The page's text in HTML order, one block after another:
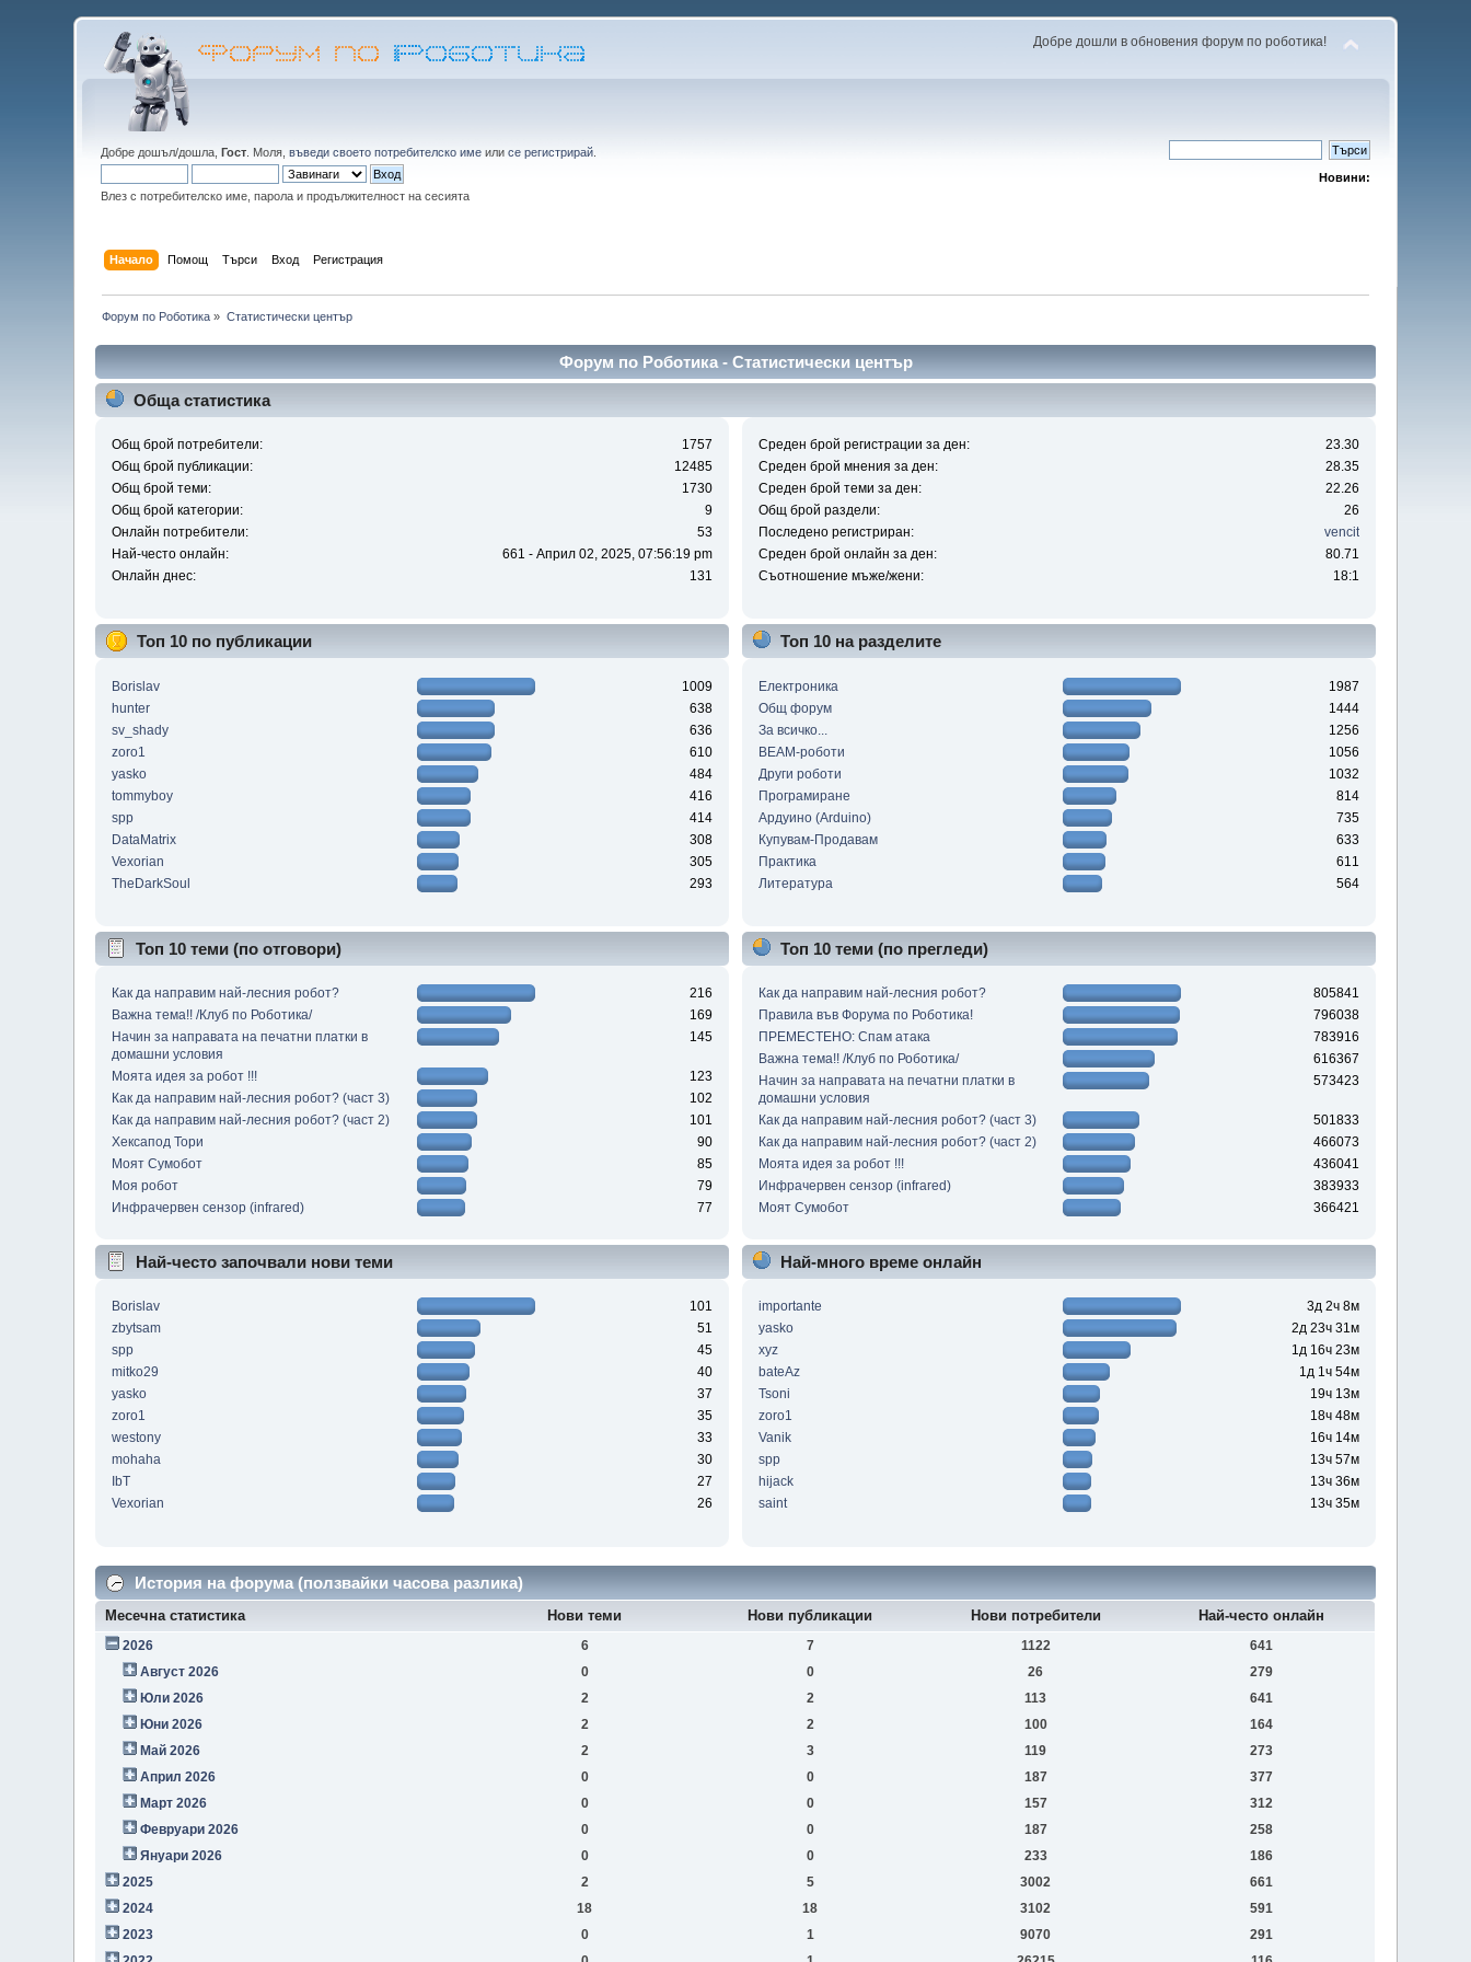
Добре дошли в обновения форум по роботика!
Добре дошъл/дошла,Гост . Моля,въведи своето потребителско име илисе регистрирай
Влез с потребителско име, парола и продължителност на сесията
Новини:
Начало Помощ Търси Вход Регистрация
Форум по Роботика » Статистически център
Форум по Роботика - Статистически център
Обща статистика
Общ брой потребители:
1757
Общ брой публикации:
12485
Общ брой теми:
1730
Общ брой категории:
9
Онлайн потребители:
53
Най-често онлайн:
661 - Април 02, 2025, 07:56:19 pm
Онлайн днес:
131
Среден брой регистрации за ден:
23.30
Среден брой мнения за ден:
28.35
Среден брой теми за ден:
22.26
Общ брой раздели:
26
Последено регистриран:
vencit
Среден брой онлайн за ден:
80.71
Съотношение мъже/жени:
18:1
Топ 10 по публикации
Borislav
1009
hunter
638
sv_shady
636
zoro1
610
yasko
484
tommyboy
416
spp
414
DataMatrix
308
Vexorian
305
TheDarkSoul
293
Топ 10 на разделите
Електроника
1987
Общ форум
1444
За всичко...
1256
BEAM-роботи
1056
Други роботи
1032
Програмиране
814
Ардуино (Arduino)
735
Купувам-Продавам
633
Практика
611
Литература
564
Топ 10 теми (по отговори)
Как да направим най-лесния робот?
216
Важна тема!! /Клуб по Роботика/
169
Начин за направата на печатни платки в
домашни условия
145
Моята идея за робот !!!
123
Как да направим най-лесния робот? (част 3)
102
Как да направим най-лесния робот? (част 2)
101
Хексапод Тори
90
Моят Сумобот
85
Моя робот
79
Инфрачервен сензор (infrared)
77
Топ 10 теми (по прегледи)
Как да направим най-лесния робот?
805841
Правила във Форума по Роботика!
796038
ПРЕМЕСТЕНО: Спам атака
783916
Важна тема!! /Клуб по Роботика/
616367
Начин за направата на печатни платки в
домашни условия
573423
Как да направим най-лесния робот? (част 3)
501833
Как да направим най-лесния робот? (част 2)
466073
Моята идея за робот !!!
436041
Инфрачервен сензор (infrared)
383933
Моят Сумобот
366421
Най-често започвали нови теми
Borislav
101
zbytsam
51
spp
45
mitko29
40
yasko
37
zoro1
35
westony
33
mohaha
30
IbT
27
Vexorian
26
Най-много време онлайн
importante
3д 2ч 8м
yasko
2д 23ч 31м
xyz
1д 16ч 23м
bateAz
1д 1ч 54м
Tsoni
19ч 13м
zoro1
18ч 48м
Vanik
16ч 14м
spp
13ч 57м
hijack
13ч 36м
saint
13ч 35м
История на форума (ползвайки часова разлика)
Месечна статистика Нови теми Нови публикации Нови потребители Най-често онлайн
2026 6 7 1122
641
Август 2026
0 0 26
279
Юли 2026
2 2 113
641
Юни 2026
2 2 100
164
Май 2026
2 3 119
273
Април 2026
0 0 187
377
Март 2026
0 0 157
312
Февруари 2026
0 0 187
258
Януари 2026
0 0 233
186
2025
2 5 3002
661
2024
18 18 3102
591
2023
0 1 9070
291